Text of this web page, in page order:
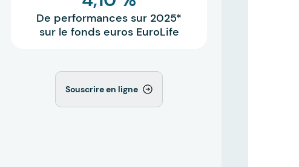
De performances sur 2025*
sur le fonds euros EuroLife
Souscrire en ligne